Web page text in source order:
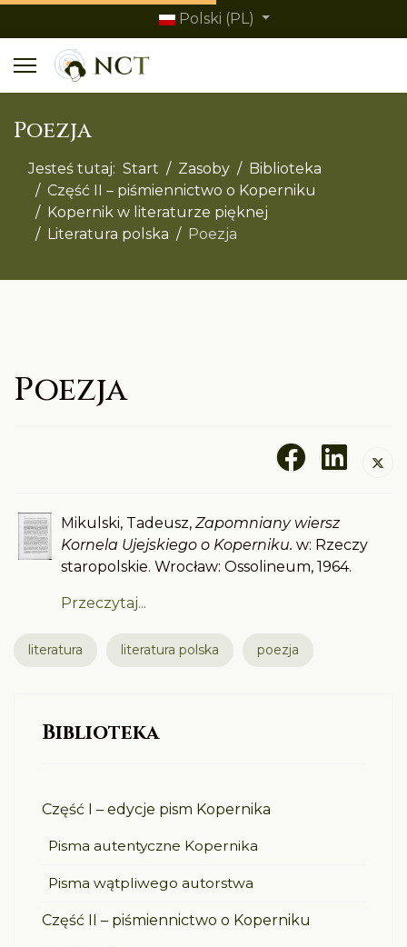
Polski (PL)
Poezja
Jesteś tutaj: Start Zasoby
Biblioteka
Część II – piśmiennictwo o Koperniku
Kopernik w literaturze pięknej
Literatura polska
Poezja
Poezja
Mikulski, Tadeusz, Zapomniany wiersz
Kornela Ujejskiego o Koperniku. w: Rzeczy
staropolskie. Wrocław: Ossolineum, 1964.
Przeczytaj...
literatura literatura polska poezja
Biblioteka
Część I – edycje pism Kopernika
Pisma autentyczne Kopernika
Pisma wątpliwego autorstwa
Część II – piśmiennictwo o Koperniku